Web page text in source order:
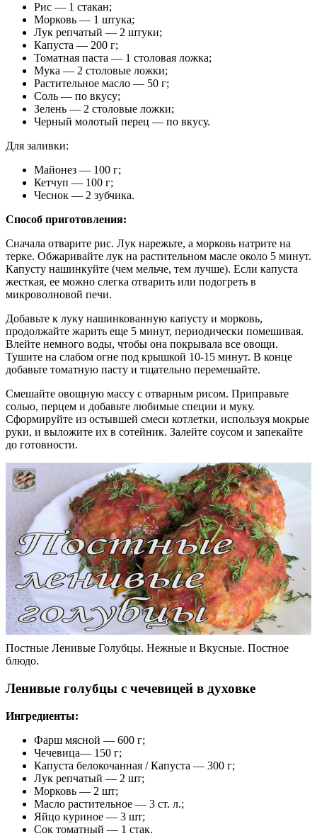
Рис — 1 стакан;
Морковь — 1 штука;
Лук репчатый — 2 штуки;
Капуста — 200 г;
Томатная паста — 1 столовая ложка;
Мука — 2 столовые ложки;
Растительное масло — 50 г;
Соль — по вкусу;
Зелень — 2 столовые ложки;
Черный молотый перец — по вкусу.
Для заливки:
Майонез — 100 г;
Кетчуп — 100 г;
Чеснок — 2 зубчика.
Способ приготовления:
Сначала отварите рис. Лук нарежьте, а морковь натрите на
терке. Обжаривайте лук на растительном масле около 5 минут.
Капусту нашинкуйте (чем мельче, тем лучше). Если капуста
жесткая, ее можно слегка отварить или подогреть в
микроволновой печи.
Добавьте к луку нашинкованную капусту и морковь,
продолжайте жарить еще 5 минут, периодически помешивая.
Влейте немного воды, чтобы она покрывала все овощи.
Тушите на слабом огне под крышкой 10-15 минут. В конце
добавьте томатную пасту и тщательно перемешайте.
Смешайте овощную массу с отварным рисом. Приправьте
солью, перцем и добавьте любимые специи и муку.
Сформируйте из остывшей смеси котлетки, используя мокрые
руки, и выложите их в сотейник. Залейте соусом и запекайте
до готовности.
Постные Ленивые Голубцы. Нежные и Вкусные. Постное
блюдо.
Ленивые голубцы с чечевицей в духовке
Ингредиенты:
Фарш мясной — 600 г;
Чечевица— 150 г;
Капуста белокочанная / Капустa — 300 г;
Лук репчатый — 2 шт;
Морковь — 2 шт;
Масло растительное — 3 ст. л.;
Яйцо куриное — 3 шт;
Сок томатный — 1 стак.